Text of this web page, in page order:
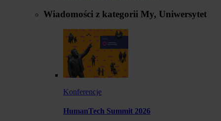
Wiadomości z kategorii My, Uniwersytet
Konferencje
HumanTech Summit 2026